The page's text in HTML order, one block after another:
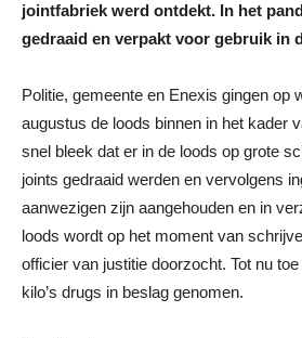
jointfabriek werd ontdekt. In het
gedraaid en verpakt voor gebruik in
Politie, gemeente en Enexis gingen op
augustus de loods binnen in het kader
snel bleek dat er in de loods op grote
joints gedraaid werden en vervolgens
aanwezigen zijn aangehouden en in
loods wordt op het moment van
officier van justitie doorzocht. Tot nu
kilo’s drugs in beslag genomen.